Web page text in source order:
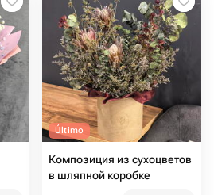
Último
Композиция из сухоцветов
в шляпной коробке